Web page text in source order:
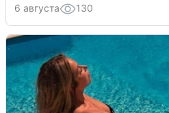
6 августа 130